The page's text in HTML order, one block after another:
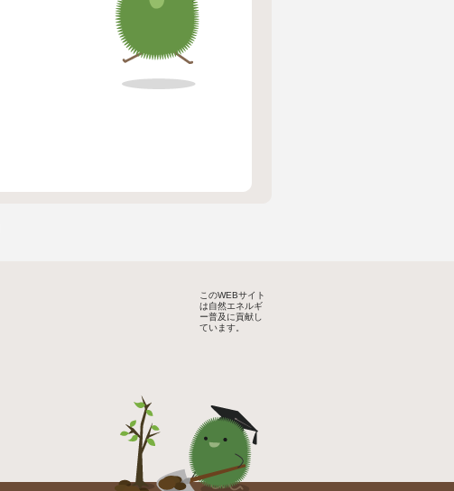
このWEBサイト
は自然エネルギ
ー普及に貢献し
ています。